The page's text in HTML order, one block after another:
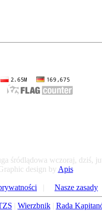
śródlądowa wczoraj, dziś,
design by Apis
| Nasze zasady
| Wierzbnik| Rada